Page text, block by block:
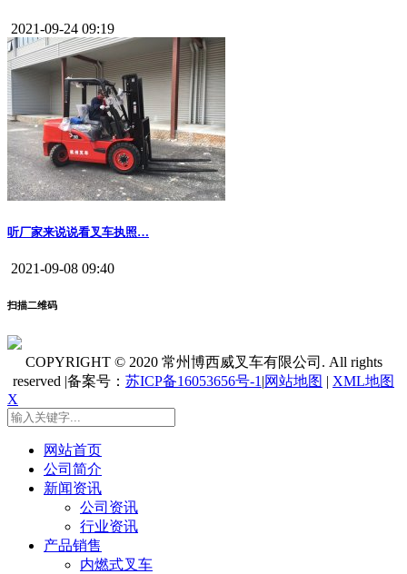
2021-09-24 09:19
听厂家来说说看叉车执照…
2021-09-08 09:40
扫描二维码
COPYRIGHT © 2020 常州博西威叉车有限公司. All rights
reserved |备案号： 苏ICP备16053656号-1 |网站地图 | XML地图
X
网站首页
公司简介
新闻资讯
公司资讯
行业资讯
产品销售
内燃式叉车